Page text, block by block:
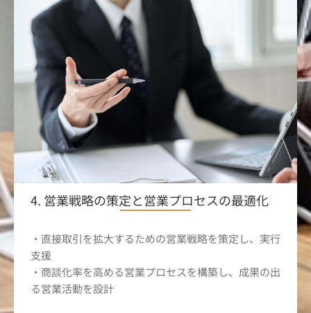
4. 営業戦略の策定と営業プロセスの最適化
・直接取引を拡大するための営業戦略を策定し、実行
支援
・商談化率を高める営業プロセスを構築し、成果の出
る営業活動を設計